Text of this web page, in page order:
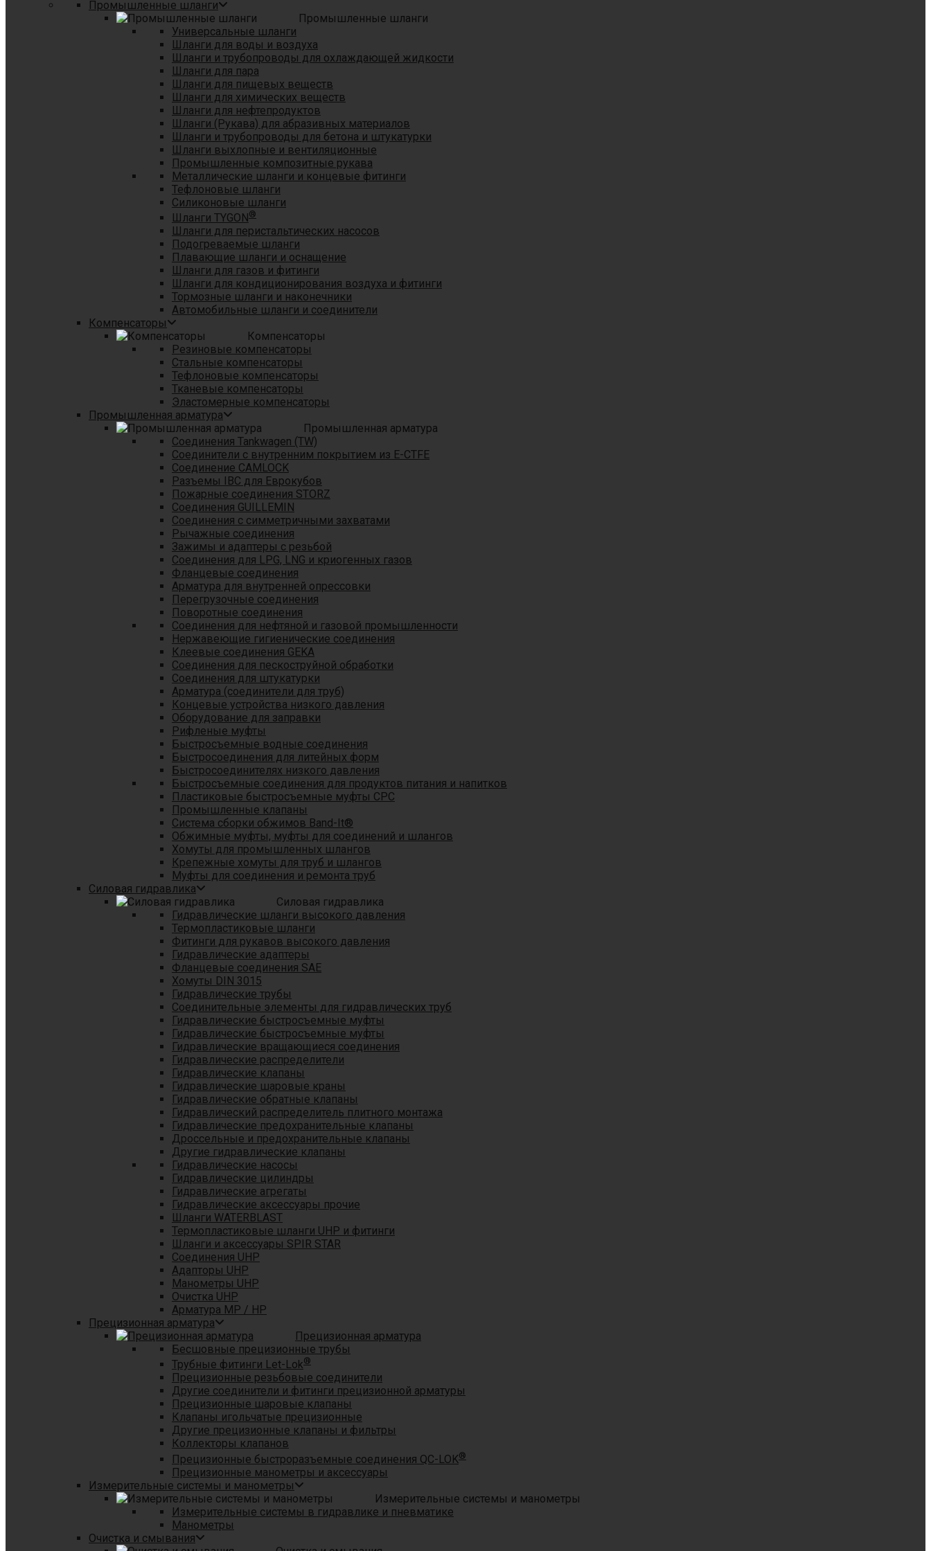
Промышленные шланги
Промышленные шланги
Универсальные шланги
Шланги для воды и воздуха
Шланги и трубопроводы для охлаждающей жидкости
Шланги для пара
Шланги для пищевых веществ
Шланги для химических веществ
Шланги для нефтепродуктов
Шланги (Рукава) для абразивных материалов
Шланги и трубопроводы для бетона и штукатурки
Шланги выхлопные и вентиляционные
Промышленные композитные рукава
Металлические шланги и концевые фитинги
Тефлоновые шланги
Силиконовые шланги
Шланги TYGON®
Шланги для перистальтических насосов
Подогреваемые шланги
Плавающие шланги и оснащение
Шланги для газов и фитинги
Шланги для кондиционирования воздуха и фитинги
Тормозные шланги и наконечники
Автомобильные шланги и соединители
Компенсаторы
Компенсаторы
Резиновые компенсаторы
Стальные компенсаторы
Тефлоновые компенсаторы
Тканевые компенсаторы
Эластомерные компенсаторы
Промышленная арматура
Промышленная арматура
Соединения Tankwagen (TW)
Соединители с внутренним покрытием из E-CTFE
Соединение CAMLOCK
Разъемы IBC для Еврокубов
Пожарные соединения STORZ
Соединения GUILLEMIN
Соединения с симметричными захватами
Рычажные соединения
Зажимы и адаптеры с резьбой
Соединения для LPG, LNG и криогенных газов
Фланцевые соединения
Арматура для внутренней опрессовки
Перегрузочные соединения
Поворотные соединения
Соединения для нефтяной и газовой промышленности
Нержавеющие гигиенические соединения
Клеевые соединения GEKA
Соединения для пескоструйной обработки
Cоединения для штукатурки
Арматура (соединители для труб)
Концевые устройства низкого давления
Оборудование для заправки
Рифленые муфты
Быстросъемные водные соединения
Быстросоединения для литейных форм
Быстросоединителях низкого давления
Быстросъемные соединения для продуктов питания и напитков
Пластиковые быстросъемные муфты CPC
Промышленные клапаны
Система сборки обжимов Band-It®
Обжимные муфты, муфты для соединений и шлангов
Хомуты для промышленных шлангов
Крепежные хомуты для труб и шлангов
Муфты для соединения и ремонта труб
Силовая гидравлика
Силовая гидравлика
Гидравлические шланги высокого давления
Термопластиковые шланги
Фитинги для рукавов высокого давления
Гидравлические адаптеры
Фланцевые соединения SAE
Хомуты DIN 3015
Гидравлические трубы
Соединительные элементы для гидравлических труб
Гидравлические быстросъемные муфты
Гидравлические быстросъемные муфты
Гидравлические вращающиеся соединения
Гидравлические распределители
Гидравлические клапаны
Гидравлические шаровые краны
Гидравлические обратные клапаны
Гидравлический распределитель плитного монтажа
Гидравлические предохранительные клапаны
Дроссельные и предохранительные клапаны
Другие гидравлические клапаны
Гидравлические насосы
Гидравлические цилиндры
Гидравлические агрегаты
Гидравлические аксессуары прочие
Шланги WATERBLAST
Термопластиковые шланги UHP и фитинги
Шланги и аксессуары SPIR STAR
Соединения UHP
Адапторы UHP
Манометры UHP
Очистка UHP
Арматура MP / HP
Прецизионная арматура
Прецизионная арматура
Бесшовные прецизионные трубы
Трубные фитинги Let-Lok®
Прецизионные резьбовые соединители
Другие соединители и фитинги прецизионной арматуры
Прецизионные шаровые клапаны
Клапаны игольчатые прецизионные
Другие прецизионные клапаны и фильтры
Коллекторы клапанов
Прецизионные быстроразъемные соединения QC-LOK®
Прецизионные манометры и аксессуары
Измерительные системы и манометры
Измерительные системы и манометры
Измерительные системы в гидравлике и пневматике
Манометры
Очистка и смывания